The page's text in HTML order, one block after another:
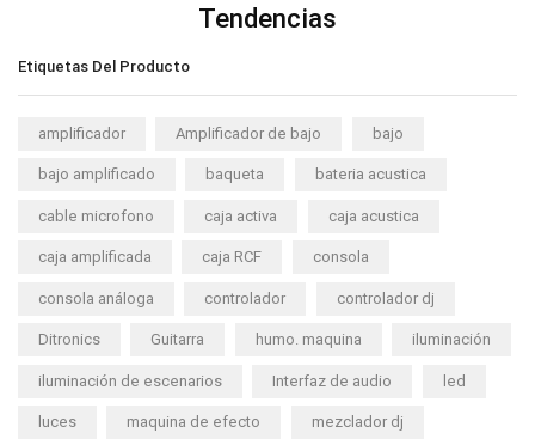
Tendencias
Etiquetas Del Producto
amplificador Amplificador de bajo bajo
bajo amplificado baqueta bateria acustica
cable microfono caja activa caja acustica
caja amplificada caja RCF consola
consola análoga controlador controlador dj
Ditronics Guitarra humo. maquina iluminación
iluminación de escenarios Interfaz de audio led
luces maquina de efecto mezclador dj